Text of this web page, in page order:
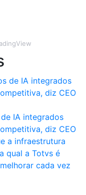
IA integrados
diz CEO
a infraestrutura
qual a Totvs é
cada vez